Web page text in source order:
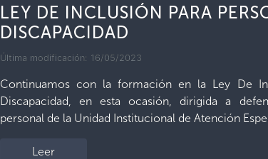
LEY DE INCLUSIÓN PARA
DISCAPACIDAD
Última modificación: 16/05/2023
Continuamos con la formación en la Ley De
Discapacidad, en esta ocasión, dirigida a
personal de la Unidad Institucional de Atención
Leer